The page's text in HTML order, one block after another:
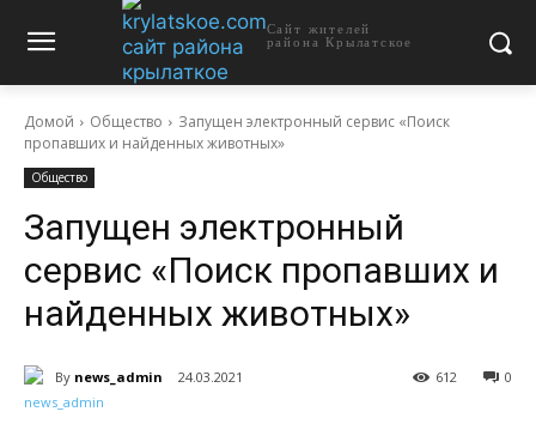
Сайт жителей
района Крылатское
Домой Общество
Запущен электронный сервис «Поиск
пропавших и найденных животных»
Общество
Запущен электронный
сервис «Поиск пропавших и
найденных животных»
By news_admin 24.03.2021 0
612